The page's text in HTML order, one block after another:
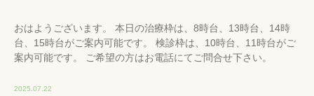
おはようございます。 本日の治療枠は、8時台、13時台、14時
台、15時台がご案内可能です。 検診枠は、10時台、11時台がご
案内可能です。 ご希望の方はお電話にてご問合せ下さい。
2025.07.22